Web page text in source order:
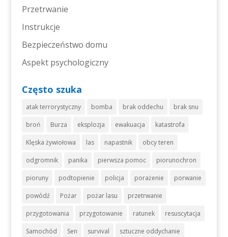
Przetrwanie
Instrukcje
Bezpieczeństwo domu
Aspekt psychologiczny
Często szuka
atak terrorystyczny bomba brak oddechu brak snu
broń Burza eksplozja ewakuacja katastrofa
Klęska żywiołowa las napastnik obcy teren
odgromnik panika pierwsza pomoc piorunochron
pioruny podtopienie policja porażenie porwanie
powódź Pożar pożar lasu przetrwanie
przygotowania przygotowanie ratunek resuscytacja
Samochód Sen survival sztuczne oddychanie